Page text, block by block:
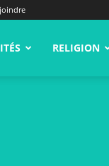
RELIGION